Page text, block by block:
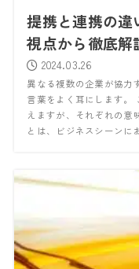
提携と連携の違
視点から徹底解
2024.03.26
異なる複数の企業が協力
言葉をよく耳にします。
えますが、それぞれの意
とは、ビジネスシーンに